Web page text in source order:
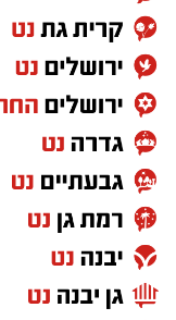
"מבחינתנו,
פירוק מלא של
ביטחון מלא,
אמר עידאן.
הבטחות. הם
של מדינת ישראל,
פשרות".